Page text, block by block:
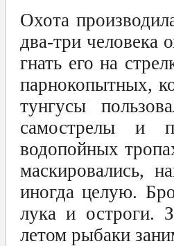
Охота
два-три человека
гнать его на
парнокопытных,
тунгусы
самострелы и
водопойных
маскировались,
иногда целую.
лука и остроги.
летом рыбаки